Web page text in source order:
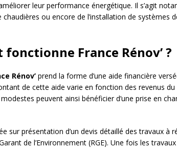
leur performance énergétique. Il s’agit
ou encore de l’installation de systèmes
fonctionne France Rénov’ ?
Rénov’ prend la forme d’une aide financière
de cette aide varie en fonction des revenus
peuvent ainsi bénéficier d’une prise en
sur présentation d’un devis détaillé des travaux à
de l’Environnement (RGE). Une fois les